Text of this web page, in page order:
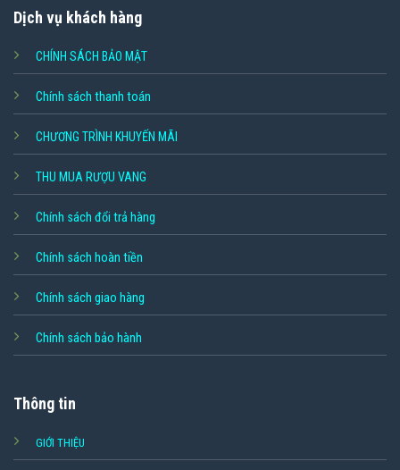
Dịch vụ khách hàng
CHÍNH SÁCH BẢO MẬT
Chính sách thanh toán
CHƯƠNG TRÌNH KHUYẾN MÃI
THU MUA RƯỢU VANG
Chính sách đổi trả hàng
Chính sách hoàn tiền
Chính sách giao hàng
Chính sách bảo hành
Thông tin
GIỚI THIỆU